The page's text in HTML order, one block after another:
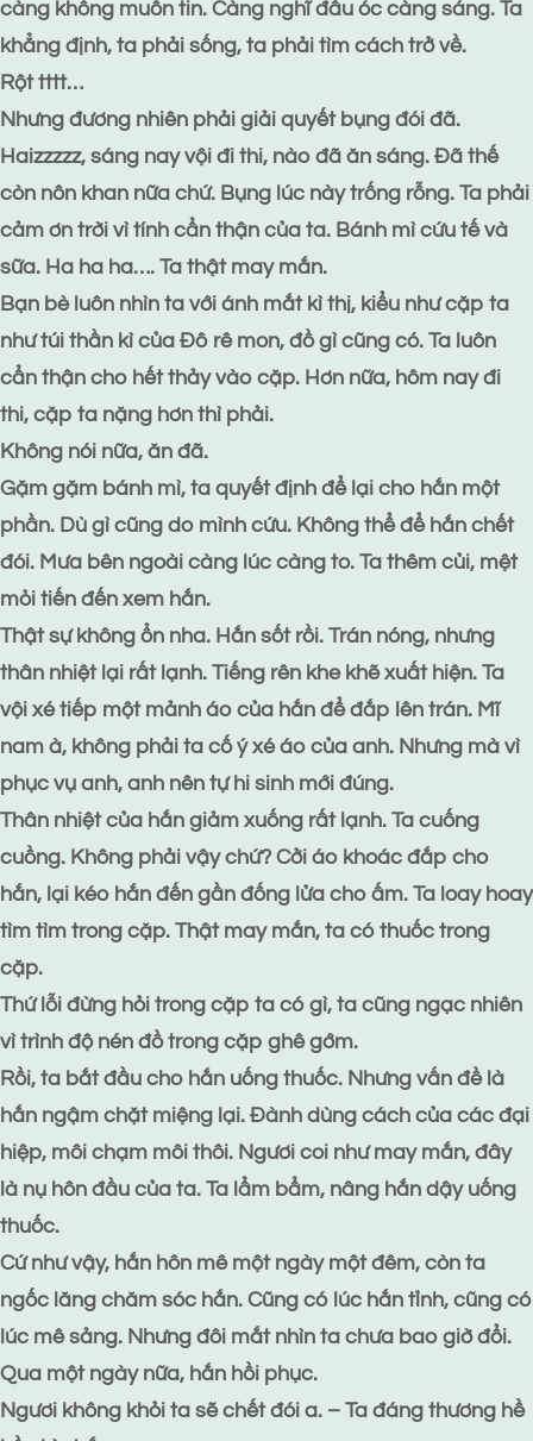
càng không muốn tin. Càng nghĩ đầu óc càng sáng. Ta
khẳng định, ta phải sống, ta phải tìm cách trở về.
Rột tttt…
Nhưng đương nhiên phải giải quyết bụng đói đã.
Haizzzzz, sáng nay vội đi thi, nào đã ăn sáng. Đã thế
còn nôn khan nữa chứ. Bụng lúc này trống rỗng. Ta phải
cảm ơn trời vì tính cẩn thận của ta. Bánh mì cứu tế và
sữa. Ha ha ha…. Ta thật may mắn.
Bạn bè luôn nhìn ta với ánh mắt kì thị, kiểu như cặp ta
như túi thần kì của Đô rê mon, đồ gì cũng có. Ta luôn
cẩn thận cho hết thảy vào cặp. Hơn nữa, hôm nay đi
thi, cặp ta nặng hơn thì phải.
Không nói nữa, ăn đã.
Gặm gặm bánh mì, ta quyết định để lại cho hắn một
phần. Dù gì cũng do mình cứu. Không thể để hắn chết
đói. Mưa bên ngoài càng lúc càng to. Ta thêm củi, mệt
mỏi tiến đến xem hắn.
Thật sự không ổn nha. Hắn sốt rồi. Trán nóng, nhưng
thân nhiệt lại rất lạnh. Tiếng rên khe khẽ xuất hiện. Ta
vội xé tiếp một mảnh áo của hắn để đắp lên trán. Mĩ
nam à, không phải ta cố ý xé áo của anh. Nhưng mà vì
phục vụ anh, anh nên tự hi sinh mới đúng.
Thân nhiệt của hắn giảm xuống rất lạnh. Ta cuống
cuồng. Không phải vậy chứ? Cởi áo khoác đắp cho
hắn, lại kéo hắn đến gần đống lửa cho ấm. Ta loay hoay
tìm tìm trong cặp. Thật may mắn, ta có thuốc trong
cặp.
Thứ lỗi đừng hỏi trong cặp ta có gì, ta cũng ngạc nhiên
vì trình độ nén đồ trong cặp ghê gớm.
Rồi, ta bắt đầu cho hắn uống thuốc. Nhưng vấn đề là
hắn ngậm chặt miệng lại. Đành dùng cách của các đại
hiệp, môi chạm môi thôi. Ngươi coi như may mắn, đây
là nụ hôn đầu của ta. Ta lẩm bẩm, nâng hắn dậy uống
thuốc.
Cứ như vậy, hắn hôn mê một ngày một đêm, còn ta
ngốc lăng chăm sóc hắn. Cũng có lúc hắn tỉnh, cũng có
lúc mê sảng. Nhưng đôi mắt nhìn ta chưa bao giờ đổi.
Qua một ngày nữa, hắn hồi phục.
Ngươi không khỏi ta sẽ chết đói a. – Ta đáng thương hề